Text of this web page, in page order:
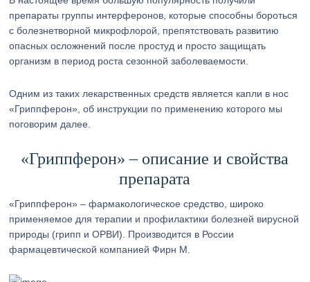
препараты группы интерферонов, которые способны бороться
с болезнетворной микрофлорой, препятствовать развитию
опасных осложнений после простуд и просто защищать
организм в период роста сезонной заболеваемости.
Одним из таких лекарственных средств является капли в нос
«Гриппферон», об инструкции по применению которого мы
поговорим далее.
«Гриппферон» – описание и свойства
препарата
«Гриппферон» – фармакологическое средство, широко
применяемое для терапии и профилактики болезней вирусной
природы (грипп и ОРВИ). Производится в России
фармацевтической компанией Фирн М.